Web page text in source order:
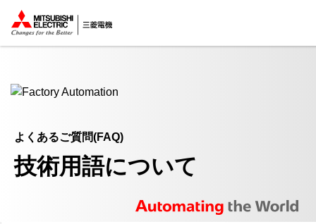
ここから本文
よくあるご質問(FAQ)
技術用語について